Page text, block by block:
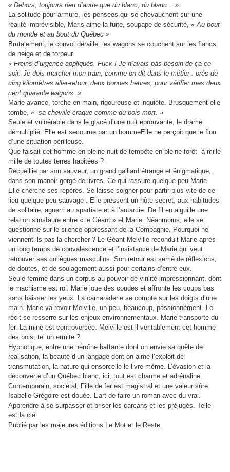
« Dehors, toujours rien d’autre que du blanc, du blanc... »
La solitude pour armure, les pensées qui se chevauchent sur une
réalité imprévisible, Maris aime la fuite, soupape de sécurité, « Au bout
du monde et au bout du Québec »
Brutalement, le convoi déraille, les wagons se couchent sur les flancs
de neige et de torpeur.
« Freins d’urgence appliqués. Fuck ! Je n’avais pas besoin de ça ce
soir. Je dois marcher mon train, comme on dit dans le métier : près de
cinq kilomètres aller-retour, deux bonnes heures, pour vérifier mes deux
cent quarante wagons. »
Marie avance, torche en main, rigoureuse et inquiète. Brusquement elle
tombe, « sa cheville craque comme du bois mort. »
Seule et vulnérable dans le glacé d’une nuit éprouvante, le drame
démultiplié. Elle est secourue par un hommeElle ne perçoit que le flou
d’une situation périlleuse.
Que faisait cet homme en pleine nuit de tempête en pleine forêt à mille
mille de toutes terres habitées ?
Recueillie par son sauveur, un grand gaillard étrange et énigmatique,
dans son manoir gorgé de livres. Ce qui rassure quelque peu Marie.
Elle cherche ses repères. Se laisse soigner pour partir plus vite de ce
lieu quelque peu sauvage . Elle pressent un hôte secret, aux habitudes
de solitaire, aguerri au spartiate et à l’autarcie. De fil en aiguille une
relation s’instaure entre « le Géant » et Marie. Néanmoins, elle se
questionne sur le silence oppressant de la Compagnie. Pourquoi ne
viennent-ils pas la chercher ? Le Géant-Melville reconduit Marie après
un long temps de convalescence et l’insistance de Marie qui veut
retrouver ses collègues masculins. Son retour est semé de réflexions,
de doutes, et de soulagement aussi pour certains d’entre-eux.
Seule femme dans un corpus au pouvoir de virilité impressionnant, dont
le machisme est roi. Marie joue des coudes et affronte les coups bas
sans baisser les yeux. La camaraderie se compte sur les doigts d’une
main. Marie va revoir Melville, un peu, beaucoup, passionnément. Le
récit se resserre sur les enjeux environnementaux. Marie transporte du
fer. La mine est controversée. Melville est-il véritablement cet homme
des bois, tel un ermite ?
Hypnotique, entre une héroïne battante dont on envie sa quête de
réalisation, la beauté d’un langage dont on aime l’exploit de
transmutation, la nature qui ensorcelle le livre même. L’évasion et la
découverte d’un Québec blanc, ici, tout est charme et adrénaline.
Contemporain, sociétal, Fille de fer est magistral et une valeur sûre.
Isabelle Grégoire est douée. L’art de faire un roman avec du vrai.
Apprendre à se surpasser et briser les carcans et les préjugés. Telle
est la clé.
Publié par les majeures éditions Le Mot et le Reste.